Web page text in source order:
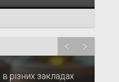
різних закладах